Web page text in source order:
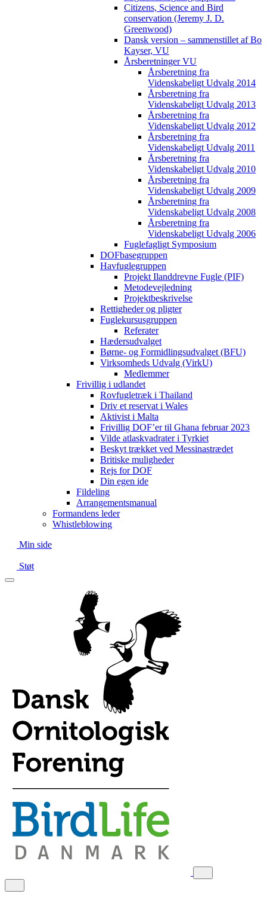
Citizens, Science and Bird
conservation (Jeremy J. D.
Greenwood)
Dansk version – sammenstillet af Bo
Kayser, VU
Årsberetninger VU
Årsberetning fra
Videnskabeligt Udvalg 2014
Årsberetning fra
Videnskabeligt Udvalg 2013
Årsberetning fra
Videnskabeligt Udvalg 2012
Årsberetning fra
Videnskabeligt Udvalg 2011
Årsberetning fra
Videnskabeligt Udvalg 2010
Årsberetning fra
Videnskabeligt Udvalg 2009
Årsberetning fra
Videnskabeligt Udvalg 2008
Årsberetning fra
Videnskabeligt Udvalg 2006
Fuglefagligt Symposium
DOFbasegruppen
Havfuglegruppen
Projekt Ilanddrevne Fugle (PIF)
Metodevejledning
Projektbeskrivelse
Rettigheder og pligter
Fuglekursusgruppen
Referater
Hædersudvalget
Børne- og Formidlingsudvalget (BFU)
Virksomheds Udvalg (VirkU)
Medlemmer
Frivillig i udlandet
Rovfugletræk i Thailand
Driv et reservat i Wales
Aktivist i Malta
Frivillig DOF’er til Ghana februar 2023
Vilde atlaskvadrater i Tyrkiet
Beskyt trækket ved Messinastrædet
Britiske muligheder
Rejs for DOF
Din egen ide
Fildeling
Arrangementsmanual
Formandens leder
Whistleblowing
Min side
Støt